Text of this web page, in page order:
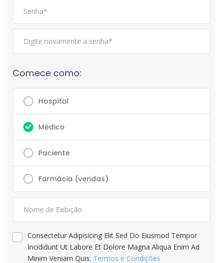
Comece como:
Hospital
Médico
Paciente
Farmácia (vendas)
Consectetur Adipisicing Elit Sed Do Eiusmod Tempor
Incididunt Ut Labore Et Dolore Magna Aliqua Enim Ad
Minim Veniam Quis. Termos e Condições